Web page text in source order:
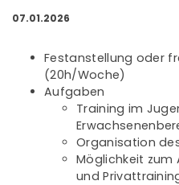
07.01.2026
Festanstellung oder
(20h/Woche)
Aufgaben
Training im
Organisation
Möglichkeit zum
und